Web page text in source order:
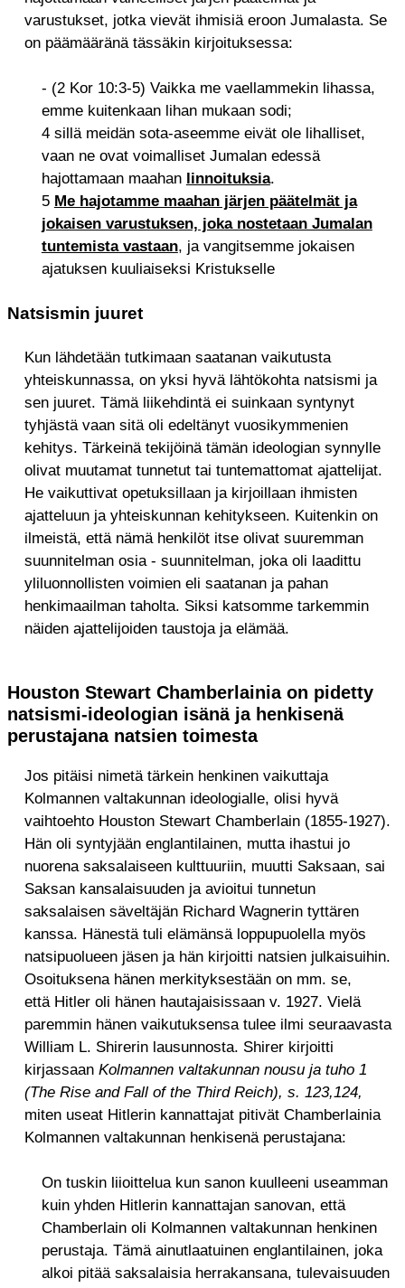
varustukset, jotka vievät ihmisiä eroon Jumalasta. Se
on päämääränä tässäkin kirjoituksessa:
- (2 Kor 10:3-5) Vaikka me vaellammekin lihassa,
emme kuitenkaan lihan mukaan sodi;
4 sillä meidän sota-aseemme eivät ole lihalliset,
vaan ne ovat voimalliset Jumalan edessä
hajottamaan maahan linnoituksia.
5 Me hajotamme maahan järjen päätelmät ja
jokaisen varustuksen, joka nostetaan Jumalan
tuntemista vastaan, ja vangitsemme jokaisen
ajatuksen kuuliaiseksi Kristukselle
Natsismin juuret
Kun lähdetään tutkimaan saatanan vaikutusta
yhteiskunnassa, on yksi hyvä lähtökohta natsismi ja
sen juuret. Tämä liikehdintä ei suinkaan syntynyt
tyhjästä vaan sitä oli edeltänyt vuosikymmenien
kehitys. Tärkeinä tekijöinä tämän ideologian synnylle
olivat muutamat tunnetut tai tuntemattomat ajattelijat.
He vaikuttivat opetuksillaan ja kirjoillaan ihmisten
ajatteluun ja yhteiskunnan kehitykseen. Kuitenkin on
ilmeistä, että nämä henkilöt itse olivat suuremman
suunnitelman osia - suunnitelman, joka oli laadittu
yliluonnollisten voimien eli saatanan ja pahan
henkimaailman taholta. Siksi katsomme tarkemmin
näiden ajattelijoiden taustoja ja elämää.
Houston Stewart Chamberlainia on pidetty
natsismi-ideologian isänä ja henkisenä
perustajana natsien toimesta
Jos pitäisi nimetä tärkein henkinen vaikuttaja
Kolmannen valtakunnan ideologialle, olisi hyvä
vaihtoehto Houston Stewart Chamberlain (1855-1927).
Hän oli syntyjään englantilainen, mutta ihastui jo
nuorena saksalaiseen kulttuuriin, muutti Saksaan, sai
Saksan kansalaisuuden ja avioitui tunnetun
saksalaisen säveltäjän Richard Wagnerin tyttären
kanssa. Hänestä tuli elämänsä loppupuolella myös
natsipuolueen jäsen ja hän kirjoitti natsien julkaisuihin.
Osoituksena hänen merkityksestään on mm. se,
että Hitler oli hänen hautajaisissaan v. 1927. Vielä
paremmin hänen vaikutuksensa tulee ilmi seuraavasta
William L. Shirerin lausunnosta. Shirer kirjoitti
kirjassaan Kolmannen valtakunnan nousu ja tuho 1
(The Rise and Fall of the Third Reich), s. 123,124,
miten useat Hitlerin kannattajat pitivät Chamberlainia
Kolmannen valtakunnan henkisenä perustajana:
On tuskin liioittelua kun sanon kuulleeni useamman
kuin yhden Hitlerin kannattajan sanovan, että
Chamberlain oli Kolmannen valtakunnan henkinen
perustaja. Tämä ainutlaatuinen englantilainen, joka
alkoi pitää saksalaisia herrakansana, tulevaisuuden